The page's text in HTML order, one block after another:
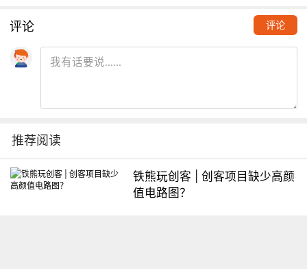
评论 评论
推荐阅读
铁熊玩创客 | 创客项目缺少高颜
值电路图？